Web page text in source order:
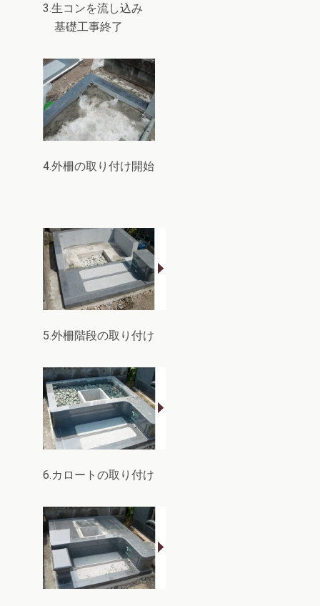
3.生コンを流し込み
基礎工事終了
4.外柵の取り付け開始
5.外柵階段の取り付け
6.カロートの取り付け